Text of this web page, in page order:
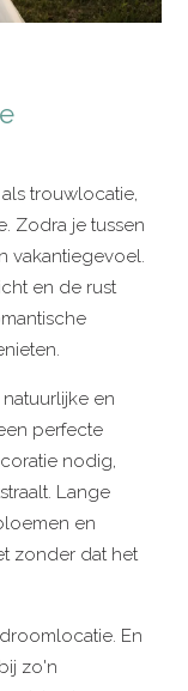
trouwlocatie,
Zodra je tussen
vakantiegevoel.
en de rust
en
perfecte
nodig,
Lange
en
zonder dat het
En
bij zo'n